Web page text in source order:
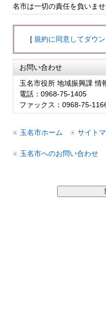
名市は一切の責任を負いませ
[ 規約に同意してダウ
お問い合わせ
玉名市役所 地域振興課 情
電話：0968-75-1405
ファックス：0968-75-
玉名市ホーム サイト
玉名市へのお問い合わせ